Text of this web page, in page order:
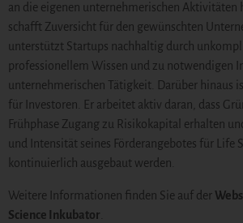
an die eigenen unternehmerischen Aktivitäten
schafft Zuversicht für den gewünschten
unterstützt Startups nachhaltig durch
professionellem Wissen und zu notwendigen
unternehmerischen Tätigkeit. Darüber hinaus
für Investoren. Er arbeitet aktiv daran, dass
Frühphase Zugang zu Risikokapital erhalten
und Intensität seines Förderangebotes für Life
kontinuierlich ausgebaut werden.
Weitere Informationen finden Sie auf der
Science Inkubator